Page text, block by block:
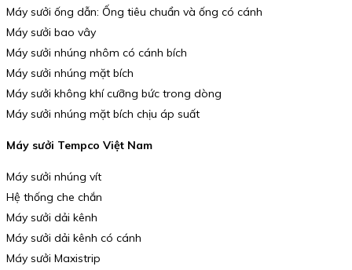
Máy sưởi ống dẫn: Ống tiêu chuẩn và ống có cánh
Máy sưởi bao vây
Máy sưởi nhúng nhôm có cánh bích
Máy sưởi nhúng mặt bích
Máy sưởi không khí cưỡng bức trong dòng
Máy sưởi nhúng mặt bích chịu áp suất
Máy sưởi Tempco Việt Nam
Máy sưởi nhúng vít
Hệ thống che chắn
Máy sưởi dải kênh
Máy sưởi dải kênh có cánh
Máy sưởi Maxistrip